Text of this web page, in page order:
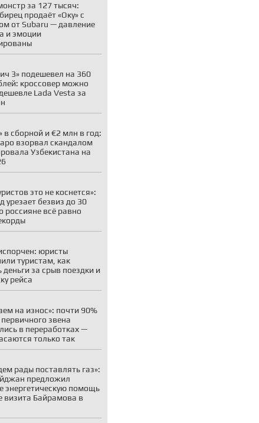
за 127 тысяч:
продаёт «Оку» с
от Subaru — давление
и эмоции
3» подешевел на 360
кроссовер можно
Lada Vesta за
в сборной и €2 млн в год:
взорвал скандалом
Узбекистана на
это не коснется»:
урезает безвиз до 30
россияне всё равно
юристы
туристам, как
деньги за срыв поездки и
рейса
на износ»: почти 90%
звена
в переработках —
только так
рады поставлять газ»:
предложил
энергетическую помощь
визита Байрамова в